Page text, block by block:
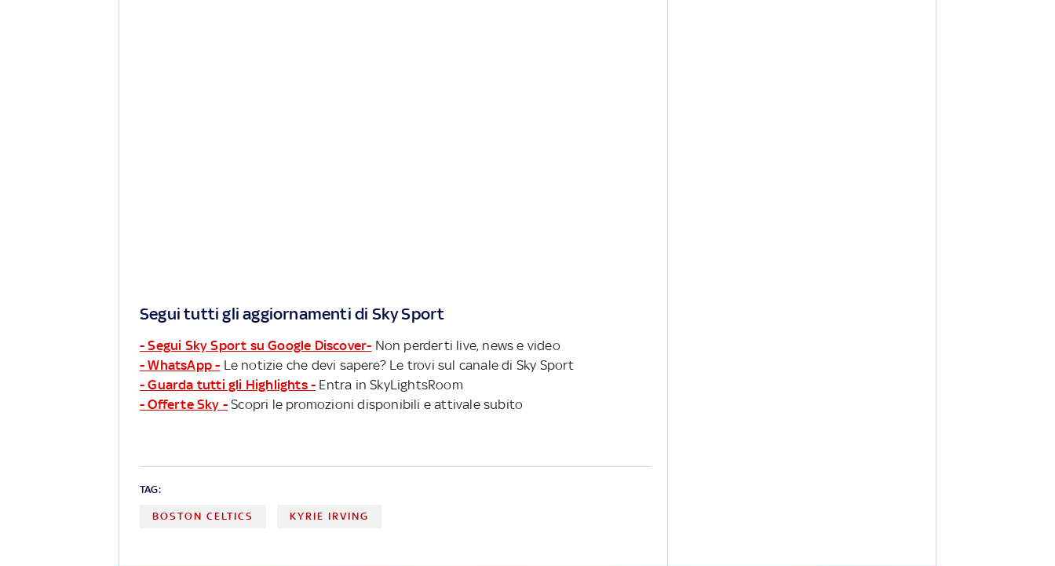
Segui tutti gli aggiornamenti di Sky Sport
- Segui Sky Sport su Google Discover- Non perderti live, news e video
- WhatsApp - Le notizie che devi sapere? Le trovi sul canale di Sky Sport
- Guarda tutti gli Highlights - Entra in SkyLightsRoom
- Offerte Sky - Scopri le promozioni disponibili e attivale subito
TAG:
BOSTON CELTICS KYRIE IRVING